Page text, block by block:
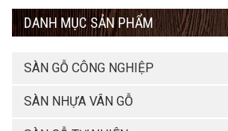
DANH MỤC SẢN PHẨM
SÀN GỖ CÔNG NGHIỆP
SÀN NHỰA VÂN GỖ